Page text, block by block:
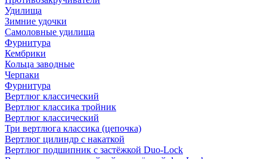
Удилища
Зимние удочки
Самоловные удилища
Фурнитура
Кембрики
Кольца заводные
Черпаки
Фурнитура
Вертлюг классический
Вертлюг классика тройник
Вертлюг классический
Три вертлюга классика (цепочка)
Вертлюг цилиндр с накаткой
Вертлюг подшипник с застёжкой Duo-Lock